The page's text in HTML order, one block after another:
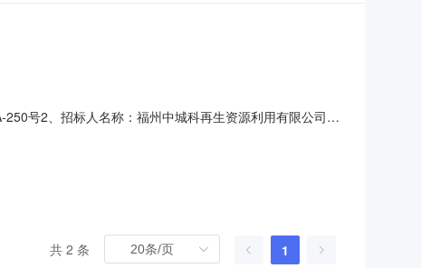
号2、招标人名称：福州中城科再生资源利用有限公司地
位确认日期：2020年8月21日5、开评
共 2 条 1